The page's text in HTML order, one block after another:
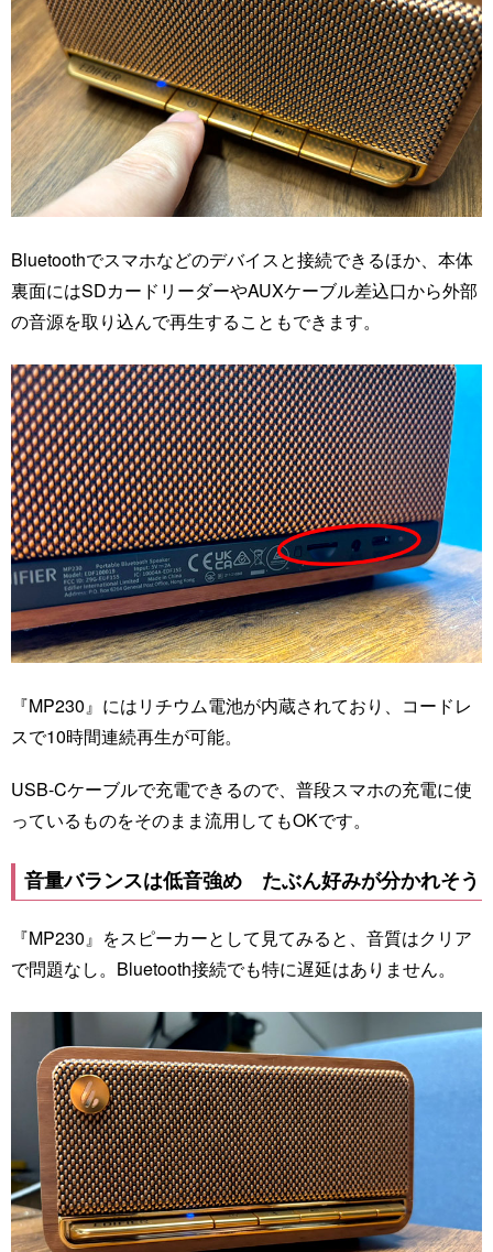
Bluetoothでスマホなどのデバイスと接続できるほか、本体
裏面にはSDカードリーダーやAUXケーブル差込口から外部
の音源を取り込んで再生することもできます。
『MP230』にはリチウム電池が内蔵されており、コードレ
スで10時間連続再生が可能。
USB-Cケーブルで充電できるので、普段スマホの充電に使
っているものをそのまま流用してもOKです。
音量バランスは低音強め たぶん好みが分かれそう
『MP230』をスピーカーとして見てみると、音質はクリア
で問題なし。Bluetooth接続でも特に遅延はありません。